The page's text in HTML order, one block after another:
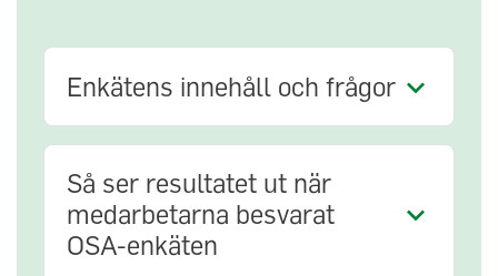
Enkätens innehåll och frågor
Så ser resultatet ut när
medarbetarna besvarat
OSA-enkäten